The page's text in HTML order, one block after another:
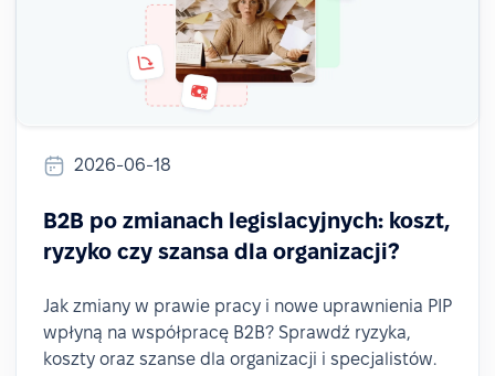
2026-06-18
B2B po zmianach legislacyjnych: koszt,
ryzyko czy szansa dla organizacji?
Jak zmiany w prawie pracy i nowe uprawnienia PIP
wpłyną na współpracę B2B? Sprawdź ryzyka,
koszty oraz szanse dla organizacji i specjalistów.